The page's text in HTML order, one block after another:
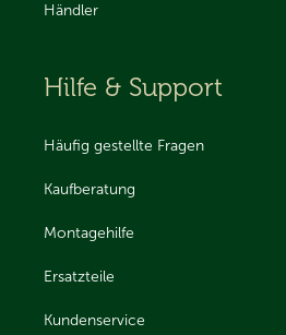
Händler
Hilfe & Support
Häufig gestellte Fragen
Kaufberatung
Montagehilfe
Ersatzteile
Kundenservice